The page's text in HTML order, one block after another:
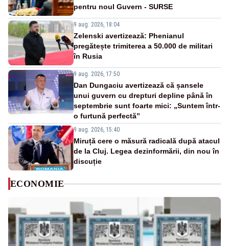
pentru noul Guvern - SURSE
9 aug. 2026, 18:04
Zelenski avertizează: Phenianul
pregătește trimiterea a 50.000 de militari
în Rusia
9 aug. 2026, 17:50
Dan Dungaciu avertizează că șansele
unui guvern cu drepturi depline până în
septembrie sunt foarte mici: „Suntem într-
o furtună perfectă”
9 aug. 2026, 15:40
Miruță cere o măsură radicală după atacul
de la Cluj. Legea dezinformării, din nou în
discuție
ECONOMIE